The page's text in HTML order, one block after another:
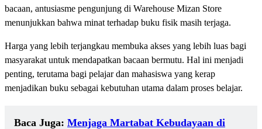
bacaan, antusiasme pengunjung di Warehouse Mizan Store
menunjukkan bahwa minat terhadap buku fisik masih terjaga.
Harga yang lebih terjangkau membuka akses yang lebih luas bagi
masyarakat untuk mendapatkan bacaan bermutu. Hal ini menjadi
penting, terutama bagi pelajar dan mahasiswa yang kerap
menjadikan buku sebagai kebutuhan utama dalam proses belajar.
Baca Juga: Menjaga Martabat Kebudayaan di